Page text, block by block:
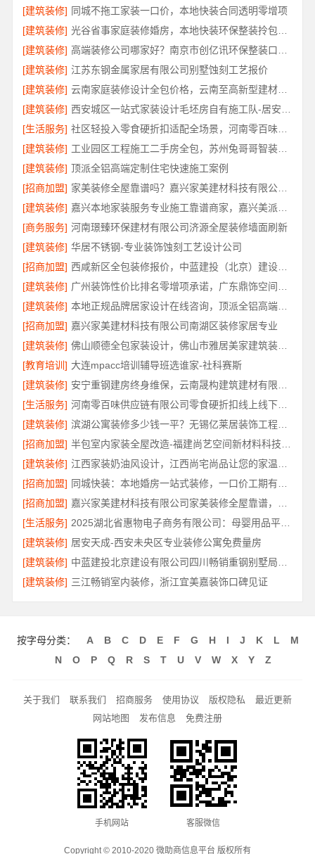
[建筑装修] 同城不拖工家装一口价，本地快装合同透明零增项
[建筑装修]
[建筑装修]
[建筑装修] 江苏东钢金属家居有限公司别墅蚀刻工艺报价
[建筑装修]
云南家庭装修设计全包价格，云南至高新型建材有限公司精准预算
[建筑装修]
[生活服务]
社区轻投入零食硬折扣适配全场景，河南零百味供应链有限公司
[建筑装修]
工业园区工程施工二手房全包，苏州兔哥哥智装新材料有限公司责任明确
[建筑装修] 顶派全铝高端定制住宅快速施工案例
[招商加盟]
家美装修全屋靠谱吗？嘉兴家美建材科技有限公司专业解答
[建筑装修]
[商务服务] 河南璟臻环保建材有限公司济源全屋装修墙面刷新
[建筑装修] 华居不锈钢-专业装饰蚀刻工艺设计公司
[招商加盟]
西咸新区全包装修报价，中蓝建投（北京）建设有限公司武功分公司透明公正
[建筑装修]
[建筑装修]
本地正规品牌居家设计在线咨询，顶派全铝高端定制
[招商加盟] 嘉兴家美建材科技有限公司南湖区装修家居专业
[建筑装修]
佛山顺德全包家装设计，佛山市雅居美家建筑装饰工程有限公司
[教育培训] 大连mpacc培训辅导班选谁家-社科赛斯
[建筑装修]
[生活服务]
河南零百味供应链有限公司零食硬折扣线上线下联动
[建筑装修]
滨湖公寓装修多少钱一平？无锡亿莱居装饰工程材料有限公司报价透明
[招商加盟]
[建筑装修]
[招商加盟]
[招商加盟]
[生活服务]
2025湖北省惠物电子商务有限公司：母婴用品平台优缺点分析
[建筑装修] 居安天成-西安未央区专业装修公寓免费量房
[建筑装修]
[建筑装修] 三江畅销室内装修，浙江宜美嘉装饰口碑见证
按字母分类： A B C D E F G H I J K L
M
N
O P Q R S T U V W X Y Z
关于我们 联系我们 招商服务 使用协议 版权隐私
最近更新
网站地图
发布信息 免费注册
手机网站 客服微信
Copyright © 2010-2020 微助商信息平台 版权所有